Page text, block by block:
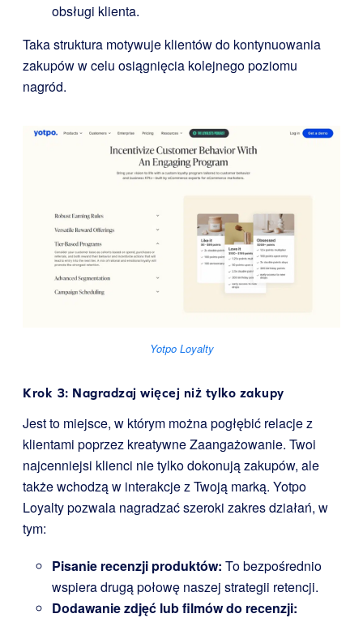
obsługi klienta.
Taka struktura motywuje klientów do kontynuowania
zakupów w celu osiągnięcia kolejnego poziomu
nagród.
Yotpo Loyalty
Krok 3: Nagradzaj więcej niż tylko zakupy
Jest to miejsce, w którym można pogłębić relacje z
klientami poprzez kreatywne Zaangażowanie. Twoi
najcenniejsi klienci nie tylko dokonują zakupów, ale
także wchodzą w interakcje z Twoją marką. Yotpo
Loyalty pozwala nagradzać szeroki zakres działań, w
tym:
Pisanie recenzji produktów: To bezpośrednio
wspiera drugą połowę naszej strategii retencji.
Dodawanie zdjęć lub filmów do recenzji: